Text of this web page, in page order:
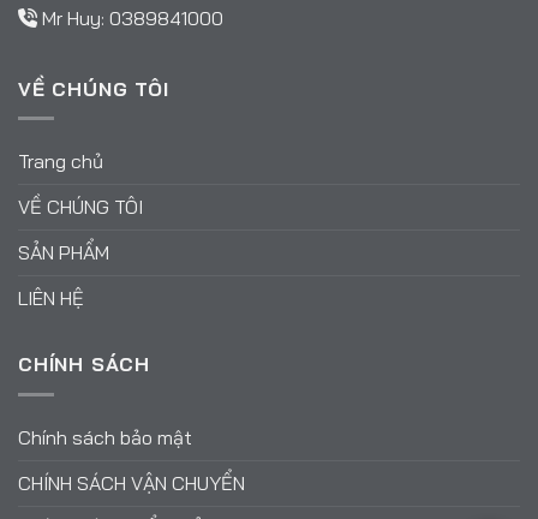
Mr Huy: 0389841000
VỀ CHÚNG TÔI
Trang chủ
VỀ CHÚNG TÔI
SẢN PHẨM
LIÊN HỆ
CHÍNH SÁCH
Chính sách bảo mật
CHÍNH SÁCH VẬN CHUYỂN